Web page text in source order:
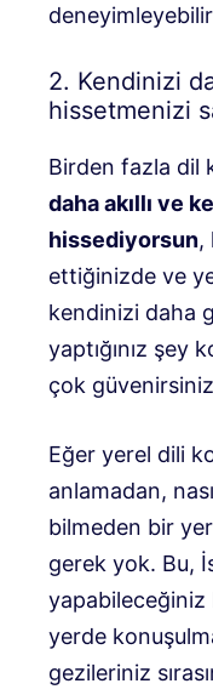
2. Kendinizi
hissetmenizi
Birden fazla dil
daha akıllı ve
hissediyorsun,
ettiğinizde ve
kendinizi daha
yaptığınız şey
çok
Eğer yerel dili
anlamadan,
bilmeden bir
gerek yok. Bu,
yerde
gezileriniz